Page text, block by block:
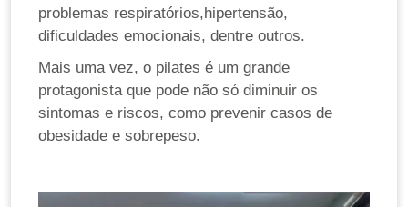
problemas respiratórios,hipertensão,
dificuldades emocionais, dentre outros.
Mais uma vez, o pilates é um grande
protagonista que pode não só diminuir os
sintomas e riscos, como prevenir casos de
obesidade e sobrepeso.